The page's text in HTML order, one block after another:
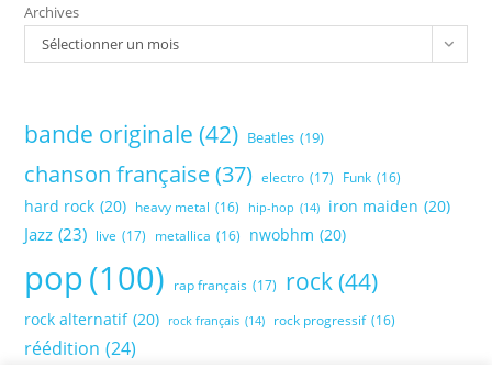
Archives
Sélectionner un mois
bande originale (42) Beatles (19)
chanson française (37) electro (17) Funk (16)
hard rock (20) heavy metal (16) hip-hop (14) iron maiden (20)
Jazz (23) live (17) metallica (16) nwobhm (20)
pop(100) rap français (17) rock(44)
rock alternatif (20) rock français (14) rock progressif (16)
réédition (24)